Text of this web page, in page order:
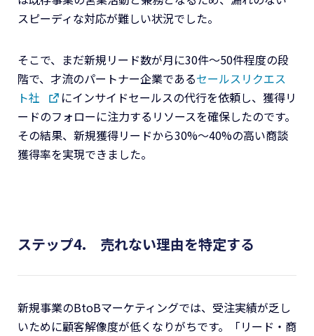
スピーディな対応が難しい状況でした。
そこで、まだ新規リード数が月に30件〜50件程度の段
階で、才流のパートナー企業であるセールスリクエス
ト社
にインサイドセールスの代行を依頼し、獲得リ
ードのフォローに注力するリソースを確保したのです。
その結果、新規獲得リードから30%〜40%の高い商談
獲得率を実現できました。
ステップ4. 売れない理由を特定する
新規事業のBtoBマーケティングでは、受注実績が乏し
いために顧客解像度が低くなりがちです。「リード・商